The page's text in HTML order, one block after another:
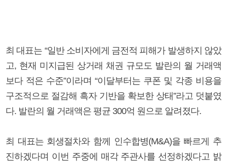
최 대표는 “일반 소비자에게 금전적 피해가 발생하지 않았
고, 현재 미지급된 상거래 채권 규모도 발란의 월 거래액
보다 적은 수준”이라며 “이달부터는 쿠폰 및 각종 비용을
구조적으로 절감해 흑자 기반을 확보한 상태”라고 덧붙였
다. 발란의 월 거래액은 평균 300억 원으로 알려졌다.
최 대표는 회생절차와 함께 인수합병(M&A)을 빠르게 추
진하겠다며 이번 주중에 매각 주관사를 선정하겠다고 밝